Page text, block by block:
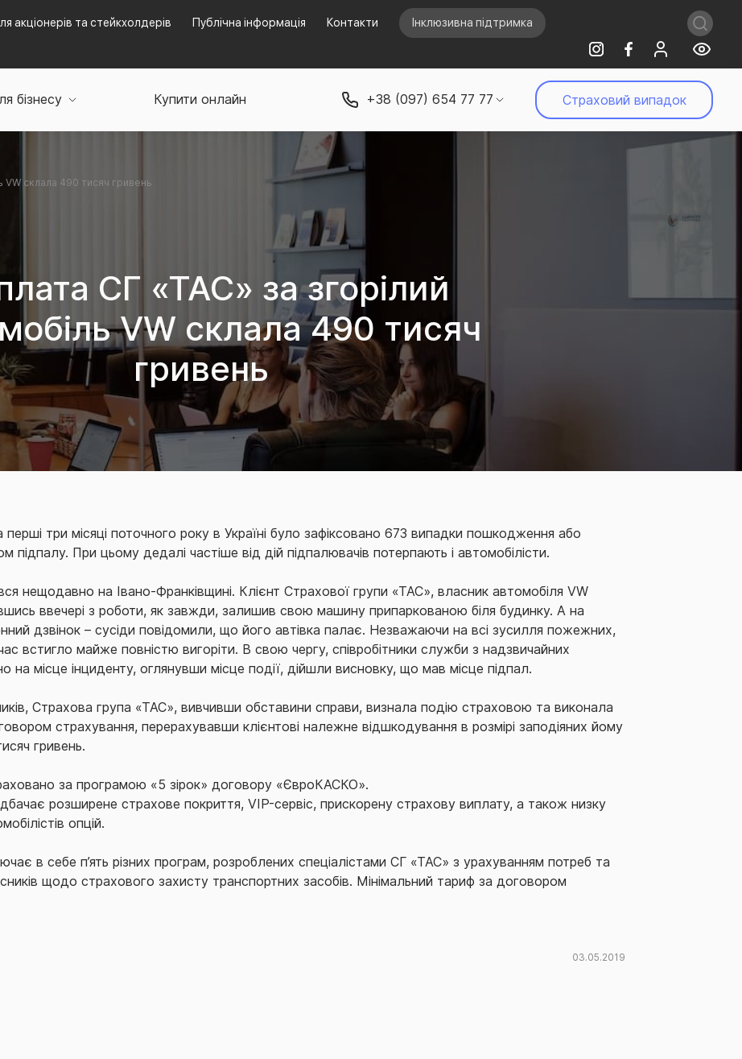
акціонерів та стейкхолдерів Публічна інформація Контакти Інклюзивна підтримка
бізнесу Купити онлайн +38 (097) 654 77 77 Страховий випадок
VW склала 490 тисяч гривень
СГ «ТАС» за згорілий
VW склала 490 тисяч
гривень
три місяці поточного року в Україні було зафіксовано 673 випадки пошкодження або
При цьому дедалі частіше від дій підпалювачів потерпають і автомобілісти.
нещодавно на Івано-Франківщині. Клієнт Страхової групи «ТАС», власник автомобіля VW
ввечері з роботи, як завжди, залишив свою машину припаркованою біля будинку. А на
дзвінок – сусіди повідомили, що його автівка палає. Незважаючи на всі зусилля пожежних,
встигло майже повністю вигоріти. В свою чергу, співробітники служби з надзвичайних
на місце інциденту, оглянувши місце події, дійшли висновку, що мав місце підпал.
Страхова група «ТАС», вивчивши обставини справи, визнала подію страховою та виконала
страхування, перерахувавши клієнтові належне відшкодування в розмірі заподіяних йому
гривень.
за програмою «5 зірок» договору «ЄвроКАСКО».
розширене страхове покриття, VIP-сервіс, прискорену страхову виплату, а також низку
опцій.
в себе п’ять різних програм, розроблених спеціалістами СГ «ТАС» з урахуванням потреб та
щодо страхового захисту транспортних засобів. Мінімальний тариф за договором
03.05.2019